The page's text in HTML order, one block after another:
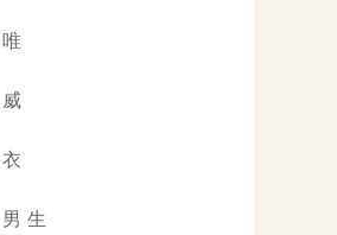
唯
威
衣
男 生